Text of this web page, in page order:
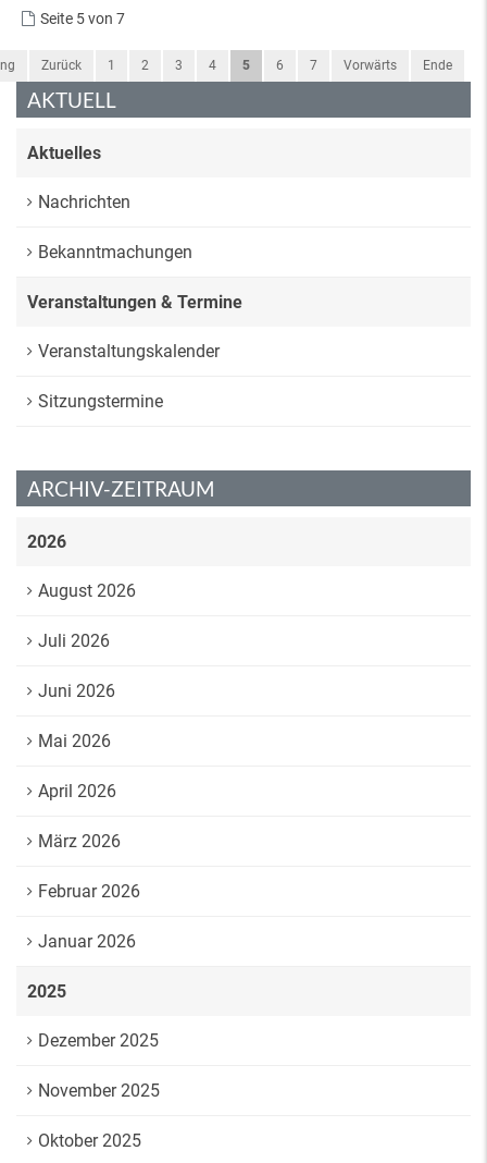
Seite 5 von 7
Zurück 1 2 3 4 5 6 7 Vorwärts Ende
AKTUELL
Aktuelles
Nachrichten
Bekanntmachungen
Veranstaltungen & Termine
Veranstaltungskalender
Sitzungstermine
ARCHIV-ZEITRAUM
2026
August 2026
Juli 2026
Juni 2026
Mai 2026
April 2026
März 2026
Februar 2026
Januar 2026
2025
Dezember 2025
November 2025
Oktober 2025